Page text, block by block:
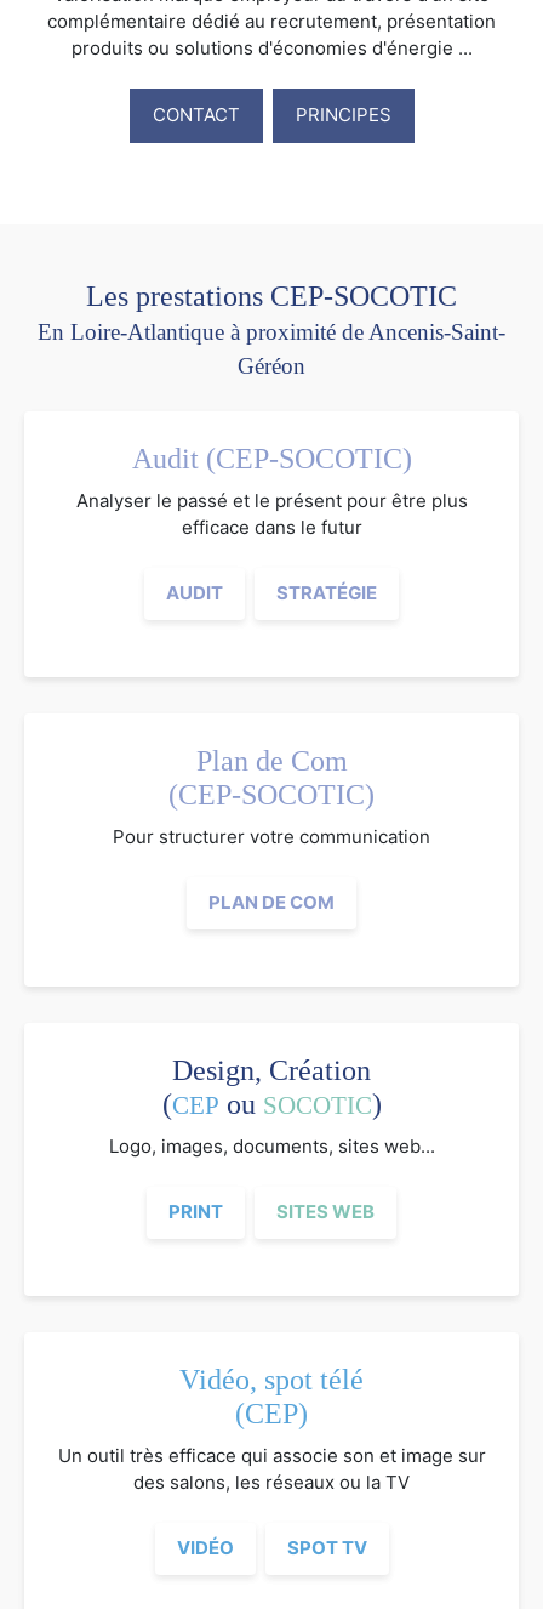
complémentaire dédié au recrutement, présentation
produits ou solutions d'économies d'énergie ...
CONTACT PRINCIPES
Les prestations CEP-SOCOTIC
En Loire-Atlantique à proximité de Ancenis-Saint-
Géréon
Audit (CEP-SOCOTIC)
Analyser le passé et le présent pour être plus
efficace dans le futur
AUDIT STRATÉGIE
Plan de Com
(CEP-SOCOTIC)
Pour structurer votre communication
PLAN DE COM
Design, Création
(CEP ou SOCOTIC)
Logo, images, documents, sites web...
PRINT SITES WEB
Vidéo, spot télé
(CEP)
Un outil très efficace qui associe son et image sur
des salons, les réseaux ou la TV
VIDÉO SPOT TV